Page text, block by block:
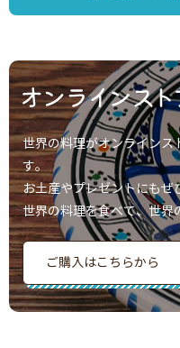
世界の料理がオンラインス
す。
お土産やプレゼントにもぜ
世界の料理を食べて、世界
ご購入はこちらから